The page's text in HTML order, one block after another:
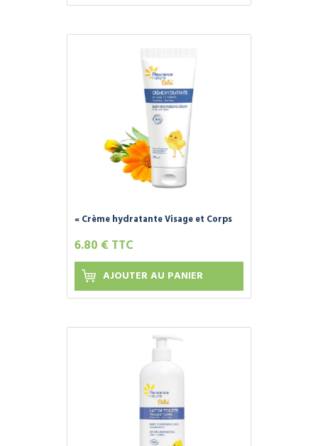
« Crème hydratante Visage et Corps
FLEURANCE NATURE -
6.80 € TTC
AJOUTER AU PANIER